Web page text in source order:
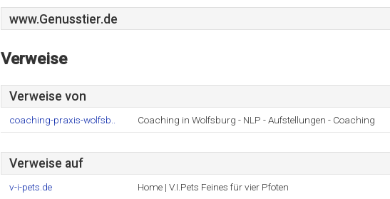
www.Genusstier.de
Verweise
Verweise von
coaching-praxis-wolfsb.. Coaching in Wolfsburg - NLP - Aufstellungen - Coaching
Verweise auf
v-i-pets.de Home | V.I.Pets Feines für vier Pfoten